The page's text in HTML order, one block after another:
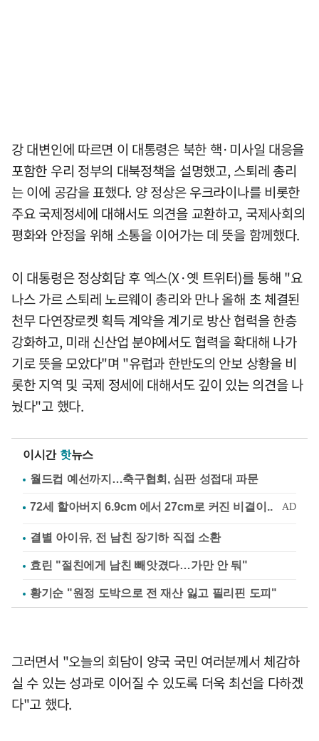
강 대변인에 따르면 이 대통령은 북한 핵·미사일 대응을
포함한 우리 정부의 대북정책을 설명했고, 스퇴레 총리
는 이에 공감을 표했다. 양 정상은 우크라이나를 비롯한
주요 국제정세에 대해서도 의견을 교환하고, 국제사회의
평화와 안정을 위해 소통을 이어가는 데 뜻을 함께했다.
이 대통령은 정상회담 후 엑스(X·옛 트위터)를 통해 "요
나스 가르 스퇴레 노르웨이 총리와 만나 올해 초 체결된
천무 다연장로켓 획득 계약을 계기로 방산 협력을 한층
강화하고, 미래 신산업 분야에서도 협력을 확대해 나가
기로 뜻을 모았다"며 "유럽과 한반도의 안보 상황을 비
롯한 지역 및 국제 정세에 대해서도 깊이 있는 의견을 나
눴다"고 했다.
이시간 핫뉴스
월드컵 예선까지…축구협회, 심판 성접대 파문
결별 아이유, 전 남친 장기하 직접 소환
효린 "절친에게 남친 빼앗겼다…가만 안 둬"
황기순 "원정 도박으로 전 재산 잃고 필리핀 도피"
그러면서 "오늘의 회담이 양국 국민 여러분께서 체감하
실 수 있는 성과로 이어질 수 있도록 더욱 최선을 다하겠
다"고 했다.